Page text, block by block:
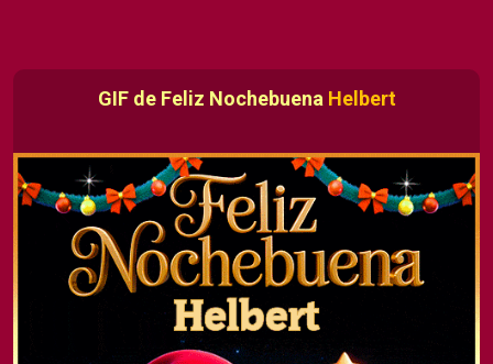
GIF de Feliz Nochebuena Helbert